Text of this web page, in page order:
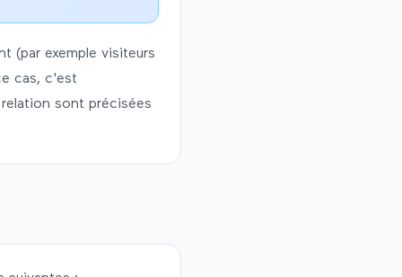
(par exemple visiteurs
cas, c'est
sont précisées